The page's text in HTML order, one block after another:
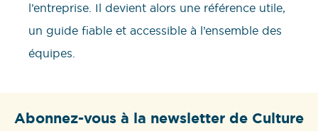
l’entreprise. Il devient alors une référence utile,
un guide fiable et accessible à l’ensemble des
équipes.
Abonnez-vous à la newsletter de Culture